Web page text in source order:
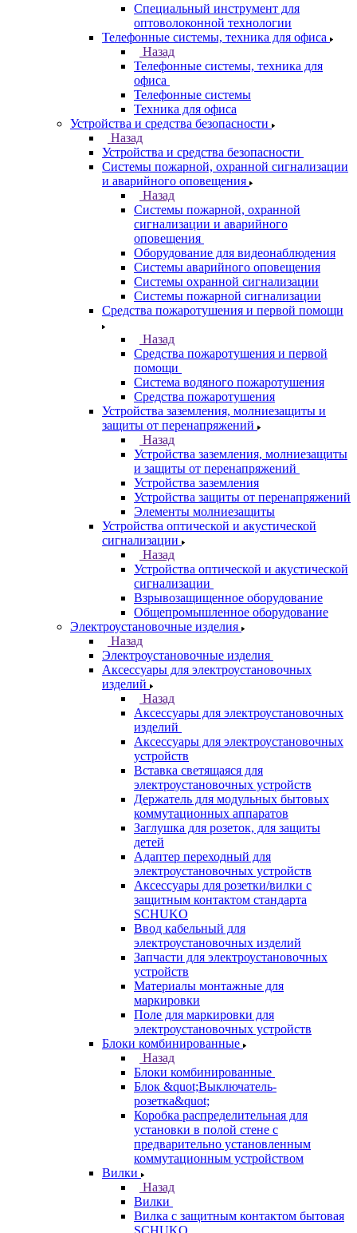
Специальный инструмент для
оптоволоконной технологии
Телефонные системы, техника для офиса
Назад
Телефонные системы, техника для
офиса
Телефонные системы
Техника для офиса
Устройства и средства безопасности
Назад
Устройства и средства безопасности
Системы пожарной, охранной сигнализации
и аварийного оповещения
Назад
Системы пожарной, охранной
сигнализации и аварийного
оповещения
Оборудование для видеонаблюдения
Системы аварийного оповещения
Системы охранной сигнализации
Системы пожарной сигнализации
Средства пожаротушения и первой помощи
Назад
Средства пожаротушения и первой
помощи
Система водяного пожаротушения
Средства пожаротушения
Устройства заземления, молниезащиты и
защиты от перенапряжений
Назад
Устройства заземления, молниезащиты
и защиты от перенапряжений
Устройства заземления
Устройства защиты от перенапряжений
Элементы молниезащиты
Устройства оптической и акустической
сигнализации
Назад
Устройства оптической и акустической
сигнализации
Взрывозащищенное оборудование
Общепромышленное оборудование
Электроустановочные изделия
Назад
Электроустановочные изделия
Аксессуары для электроустановочных
изделий
Назад
Аксессуары для электроустановочных
изделий
Аксессуары для электроустановочных
устройств
Вставка светящаяся для
электроустановочных устройств
Держатель для модульных бытовых
коммутационных аппаратов
Заглушка для розеток, для защиты
детей
Адаптер переходный для
электроустановочных устройств
Аксессуары для розетки/вилки с
защитным контактом стандарта
SCHUKO
Ввод кабельный для
электроустановочных изделий
Запчасти для электроустановочных
устройств
Материалы монтажные для
маркировки
Поле для маркировки для
электроустановочных устройств
Блоки комбинированные
Назад
Блоки комбинированные
Блок &quot;Выключатель-
розетка&quot;
Коробка распределительная для
установки в полой стене с
предварительно установленным
коммутационным устройством
Вилки
Назад
Вилки
Вилка с защитным контактом бытовая
SCHUKO